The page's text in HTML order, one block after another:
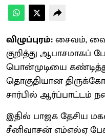
விழுப்புரம்:சைவம்,
குறித்து ஆபாசமாகப்
பொன்முடியை
தொகுதியான
சார்பில் ஆர்ப்பாட்டம்
இதில் பாஜக தேசிய
சீனிவாசன் எம்எல்ஏ